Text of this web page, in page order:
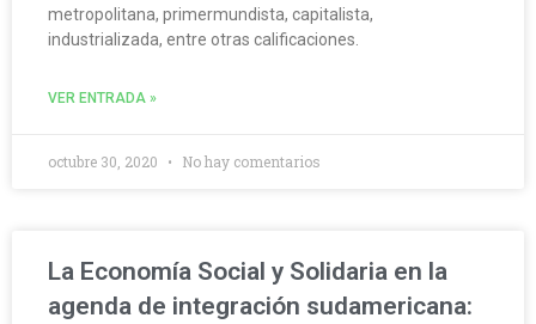
metropolitana, primermundista, capitalista,
industrializada, entre otras calificaciones.
VER ENTRADA »
octubre 30, 2020 No hay comentarios
La Economía Social y Solidaria en la
agenda de integración sudamericana: